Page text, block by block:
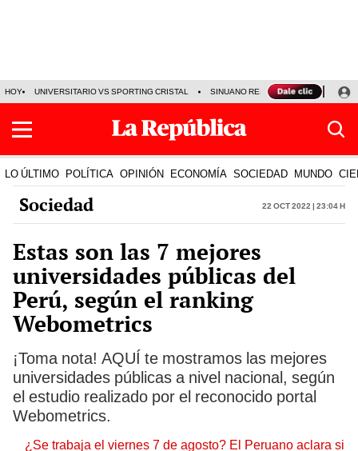
HOY UNIVERSITARIO VS SPORTING CRISTAL SINUANO RESULTADOS HOY
LO ÚLTIMO POLÍTICA OPINIÓN ECONOMÍA SOCIEDAD MUNDO
Sociedad 22 Oct 2022 | 23:04 h
Estas son las 7 mejores
universidades públicas del
Perú, según el ranking
Webometrics
¡Toma nota! AQUÍ te mostramos las mejores
universidades públicas a nivel nacional, según
el estudio realizado por el reconocido portal
Webometrics.
¿Se trabaja el viernes 7 de agosto? El Peruano aclara si